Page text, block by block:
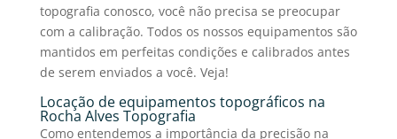
topografia conosco, você não precisa se preocupar
com a calibração. Todos os nossos equipamentos são
mantidos em perfeitas condições e calibrados antes
de serem enviados a você. Veja!
Locação de equipamentos topográficos na
Rocha Alves Topografia
Como entendemos a importância da precisão na